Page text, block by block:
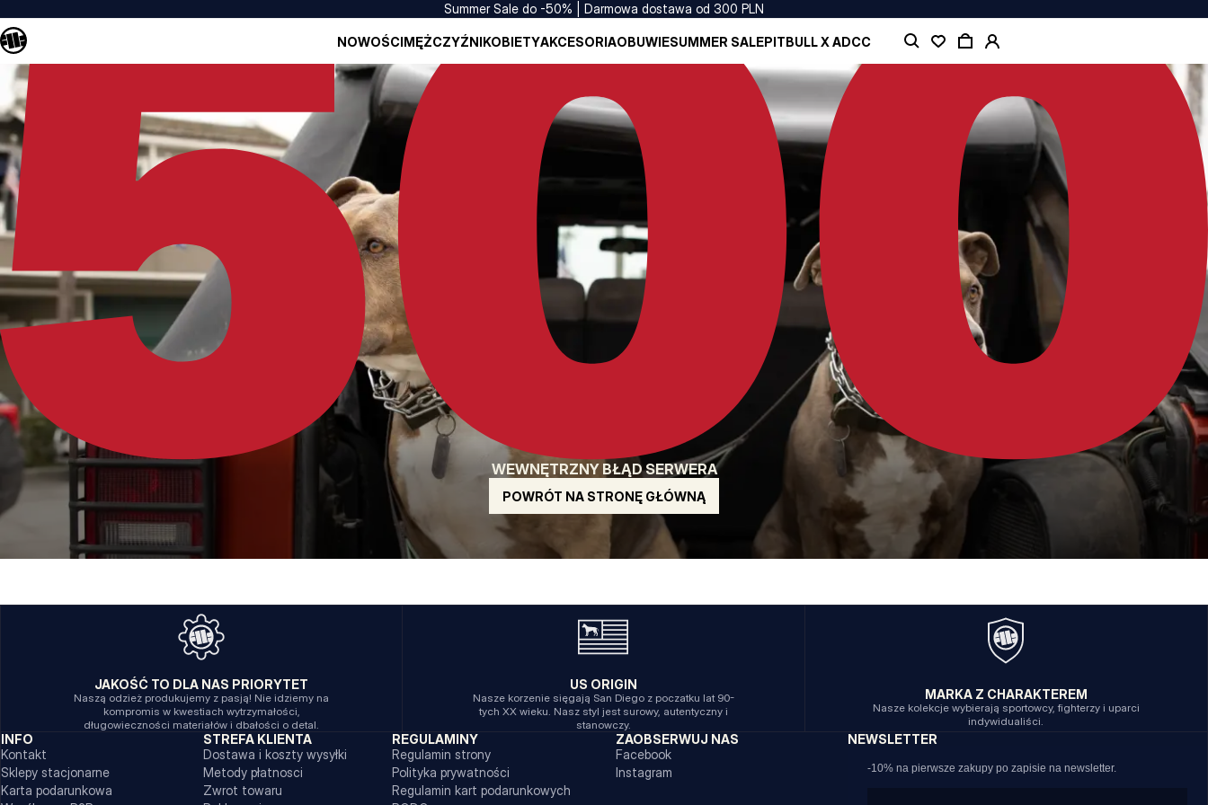
Summer Sale do -50% | Darmowa dostawa od 300 PLN
NOWOŚCIMĘŻCZYŹNIKOBIETYAKCESORIAOBUWIESUMMER SALEPITBULL X ADCC
WEWNĘTRZNY BŁĄD SERWERA
POWRÓT NA STRONĘ GŁÓWNĄ
JAKOŚĆ TO DLA NAS PRIORYTET
Naszą odzież produkujemy z pasją! Nie idziemy na
kompromis w kwestiach wytrzymałości,
długowieczności materiałów i dbałości o detal.
US ORIGIN
Nasze korzenie sięgają San Diego z poczatku lat 90-
tych XX wieku. Nasz styl jest surowy, autentyczny i
stanowczy.
MARKA Z CHARAKTEREM
Nasze kolekcje wybierają sportowcy, fighterzy i uparci
indywidualiści.
INFO
Kontakt
Sklepy stacjonarne
Karta podarunkowa
STREFA KLIENTA
Dostawa i koszty wysyłki
Metody płatnosci
Zwrot towaru
REGULAMINY
Regulamin strony
Polityka prywatności
Regulamin kart podarunkowych
ZAOBSERWUJ NAS
Facebook
Instagram
NEWSLETTER
-10% na pierwsze zakupy po zapisie na newsletter.